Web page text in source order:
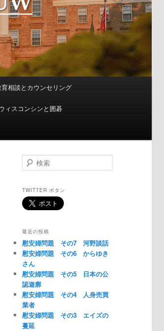
相談とカウンセリング
ィスコンシンと囲碁
検
索
TWITTER ボタン
最近の投稿
慰安婦問題 その7 河野談話
慰安婦問題 その6 からゆき
さん
慰安婦問題 その5 日本の公
認遊廓
慰安婦問題 その4 人身売買
業者
慰安婦問題 その3 エイズの
蔓延